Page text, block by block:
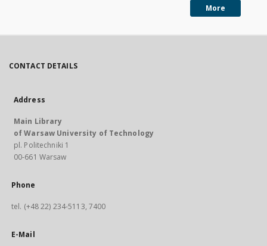
More
CONTACT DETAILS
Address
Main Library
of Warsaw University of Technology
pl. Politechniki 1
00-661 Warsaw
Phone
tel. (+48 22) 234-5113, 7400
E-Mail